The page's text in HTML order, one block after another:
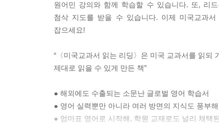
원어민 강의와 함께 학습할 수 있습니다. 또, 리
첨삭 지도를 받을 수 있습니다. 이제 미국교과
잡으세요!
“〈미국교과서 읽는 리딩〉은 미국 교과서를 읽되
제대로 읽을 수 있게 만든 책”
● 해외에도 수출되는 소문난 글로벌 영어 학습서
● 영어 실력뿐만 아니라 여러 방면의 지식도 풍부
● 엄마표 영어로 시작해, 학원 교재로도 널리 채택